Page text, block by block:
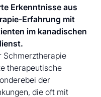
Erkenntnisse aus
Erfahrung mit
im kanadischen
Schmerztherapie
therapeutische
der
die oft mit